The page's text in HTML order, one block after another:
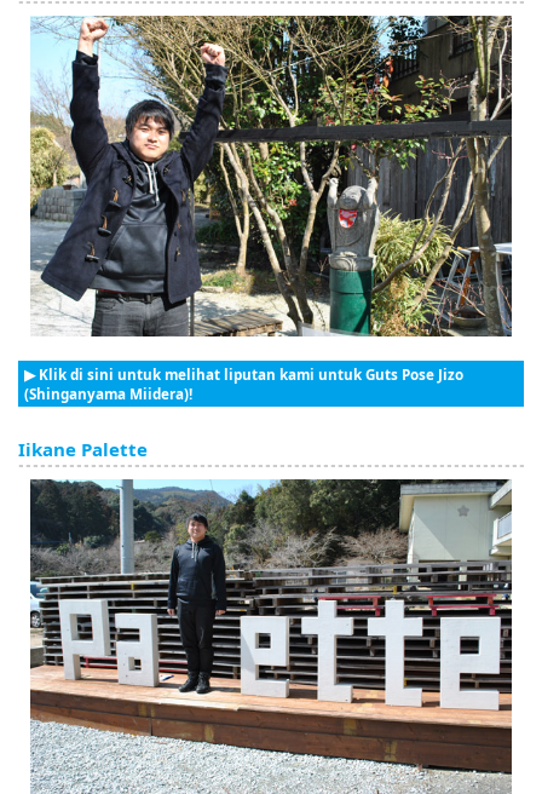
▶ Klik di sini untuk melihat liputan kami untuk Guts Pose Jizo
(Shinganyama Miidera)!
Iikane Palette